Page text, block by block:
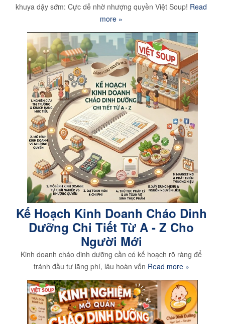
khuya dậy sớm: Cực dễ nhờ nhượng quyền Việt Soup! Read
more »
Kế Hoạch Kinh Doanh Cháo Dinh
Dưỡng Chi Tiết Từ A - Z Cho
Người Mới
Kinh doanh cháo dinh dưỡng cần có kế hoạch rõ ràng để
tránh đầu tư lãng phí, lâu hoàn vốn Read more »